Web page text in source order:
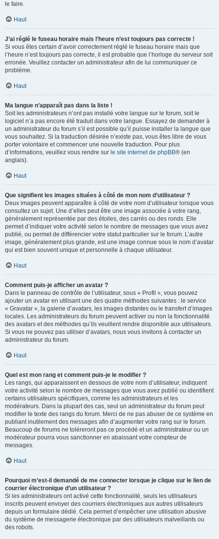
le faire.
Haut
J’ai réglé le fuseau horaire mais l’heure n’est toujours pas correcte !
Si vous êtes certain d’avoir correctement réglé le fuseau horaire mais que
l’heure n’est toujours pas correcte, il est probable que l’horloge du serveur soit
erronée. Veuillez contacter un administrateur afin de lui communiquer ce
problème.
Haut
Ma langue n’apparaît pas dans la liste !
Soit les administrateurs n’ont pas installé votre langue sur le forum, soit le
logiciel n’a pas encore été traduit dans votre langue. Essayez de demander à
un administrateur du forum s’il est possible qu’il puisse installer la langue que
vous souhaitez. Si la traduction désirée n’existe pas, vous êtes libre de vous
porter volontaire et commencer une nouvelle traduction. Pour plus
d’informations, veuillez vous rendre sur le site internet de phpBB® (en
anglais).
Haut
Que signifient les images situées à côté de mon nom d’utilisateur ?
Deux images peuvent apparaître à côté de votre nom d’utilisateur lorsque vous
consultez un sujet. Une d’elles peut être une image associée à votre rang,
généralement représentée par des étoiles, des carrés ou des ronds. Elle
permet d’indiquer votre activité selon le nombre de messages que vous avez
publié, ou permet de différencier votre statut particulier sur le forum. L’autre
image, généralement plus grande, est une image connue sous le nom d’avatar
qui est bien souvent unique et personnelle à chaque utilisateur.
Haut
Comment puis-je afficher un avatar ?
Dans le panneau de contrôle de l’utilisateur, sous « Profil », vous pouvez
ajouter un avatar en utilisant une des quatre méthodes suivantes : le service
« Gravatar », la galerie d’avatars, les images distantes ou le transfert d’images
locales. Les administrateurs du forum peuvent activer ou non la fonctionnalité
des avatars et des méthodes qu’ils veuillent rendre disponible aux utilisateurs.
Si vous ne pouvez pas utiliser d’avatars, nous vous invitons à contacter un
administrateur du forum.
Haut
Quel est mon rang et comment puis-je le modifier ?
Les rangs, qui apparaissent en dessous de votre nom d’utilisateur, indiquent
votre activité selon le nombre de messages que vous avez publié ou identifient
certains utilisateurs spécifiques, comme les administrateurs et les
modérateurs. Dans la plupart des cas, seul un administrateur du forum peut
modifier le texte des rangs du forum. Merci de ne pas abuser de ce système en
publiant inutilement des messages afin d’augmenter votre rang sur le forum.
Beaucoup de forums ne toléreront pas ce procédé et un administrateur ou un
modérateur pourra vous sanctionner en abaissant votre compteur de
messages.
Haut
Pourquoi m’est-il demandé de me connecter lorsque je clique sur le lien de
courrier électronique d’un utilisateur ?
Si les administrateurs ont activé cette fonctionnalité, seuls les utilisateurs
inscrits peuvent envoyer des courriers électroniques aux autres utilisateurs
depuis un formulaire dédié. Cela permet d’empêcher une utilisation abusive
du système de messagerie électronique par des utilisateurs malveillants ou
des robots.